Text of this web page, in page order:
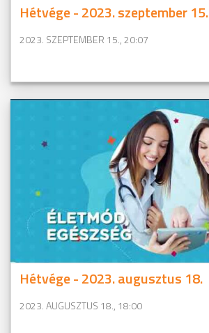
Hétvége - 2023. szeptember 15.
2023. SZEPTEMBER 15., 20:07
Hétvége - 2023. augusztus 18.
2023. AUGUSZTUS 18., 18:00